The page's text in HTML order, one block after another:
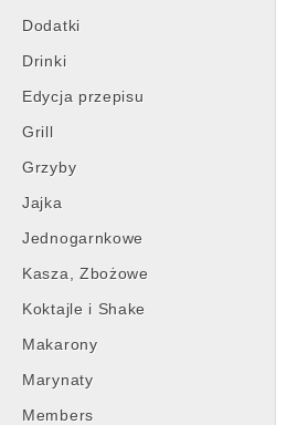
Dodatki
Drinki
Edycja przepisu
Grill
Grzyby
Jajka
Jednogarnkowe
Kasza, Zbożowe
Koktajle i Shake
Makarony
Marynaty
Members